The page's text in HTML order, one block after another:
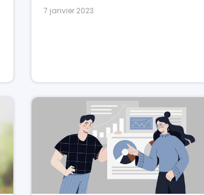
7 janvier 2023